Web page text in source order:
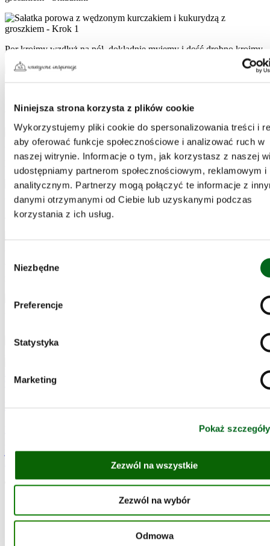
Niniejsza strona korzysta z plików cookie
Wykorzystujemy pliki cookie do spersonalizowania treści i
aby oferować funkcje społecznościowe i analizować ruch w
naszej witrynie. Informacje o tym, jak korzystasz z naszej
udostępniamy partnerom społecznościowym, reklamowym i
analitycznym. Partnerzy mogą połączyć te informacje z
danymi otrzymanymi od Ciebie lub uzyskanymi podczas
korzystania z ich usług.
zgody
Niezbędne
Preferencje
Statystyka
Marketing
Pokaż szczegóły
Zezwól na wszystkie
Zezwól na wybór
Odmowa
Por kroimy wzdłuż na pół, dokładnie myjemy i dość drobno kroimy.
Osączamy z wody.
Na suchej patelni prażymy orzechy.
Jabłko i wędzonego kurczaka kroimy z kostkę.
Wszystkie składniki sałatki mieszamy, dodajemy posiekaną natkę,
Naturalnie słodką i chrupiącą Kukurydzę Złocistą połączyliśmy z
jako dodatek do sałatek, jako przekąska czy dodatek do makaronu
Tagi:
jabłko